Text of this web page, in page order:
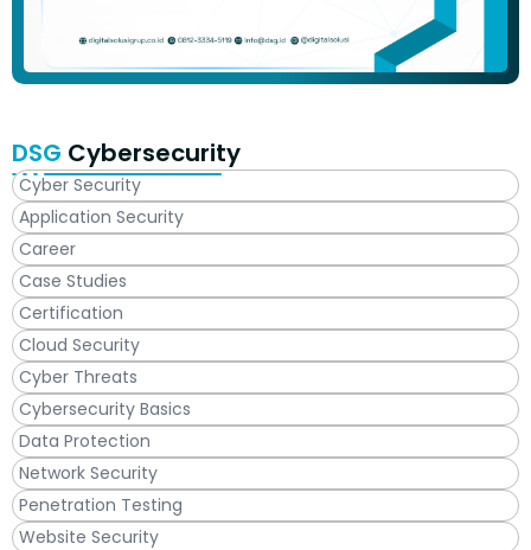
DSG Cybersecurity
Cyber Security
Application Security
Career
Case Studies
Certification
Cloud Security
Cyber Threats
Cybersecurity Basics
Data Protection
Network Security
Penetration Testing
Website Security